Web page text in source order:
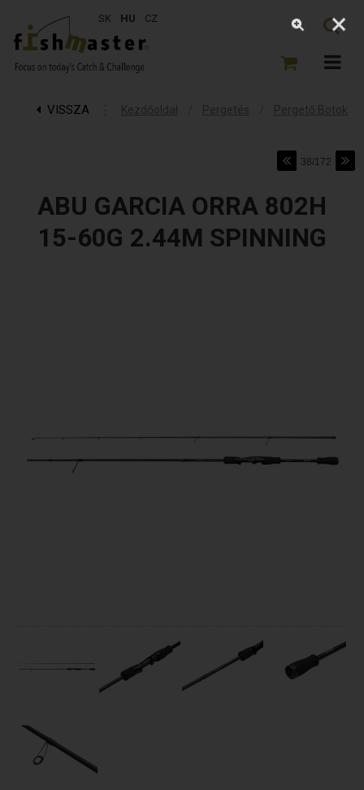
SK HU CZ
VISSZA Kezdőoldal Pergetés Pergető Botok
38/172
ABU GARCIA ORRA 802H
15-60G 2.44M SPINNING